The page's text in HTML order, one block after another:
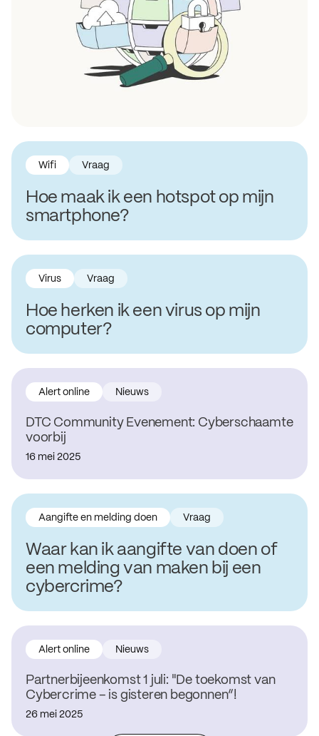
Hoe maak ik een hotspot op mijn
smartphone?
Wifi Vraag
Hoe herken ik een virus op mijn
computer?
Virus Vraag
DTC Community Evenement: Cyberschaamte
voorbij
Alert online Nieuws
16 mei 2025
Waar kan ik aangifte van doen of
een melding van maken bij een
cybercrime?
Aangifte en melding doen Vraag
Partnerbijeenkomst 1 juli: "De toekomst van
Cybercrime – is gisteren begonnen”!
Alert online Nieuws
26 mei 2025